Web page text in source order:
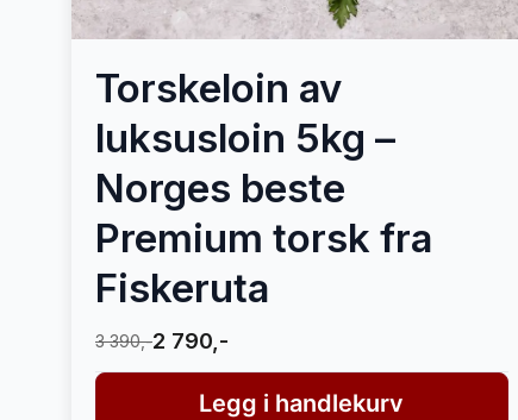
Torskeloin av
luksusloin 5kg –
Norges beste
Premium torsk fra
Fiskeruta
3 390,-2 790,-
Legg i handlekurv